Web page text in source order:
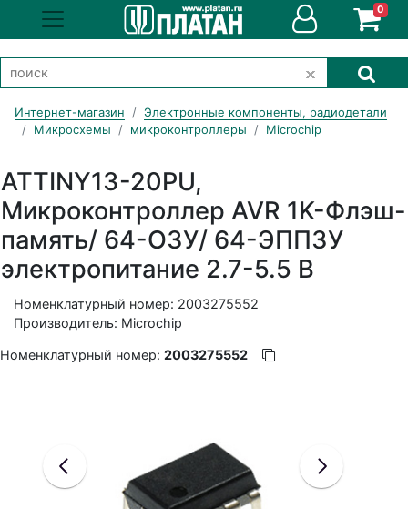
0
Интернет-магазин
Электронные компоненты, радиодетали
Микросхемы
микроконтроллеры Microchip
ATTINY13-20PU,
Микроконтроллер AVR 1K-Флэш-
память/ 64-ОЗУ/ 64-ЭППЗУ
электропитание 2.7-5.5 В
Номенклатурный номер: 2003275552
Производитель: Microchip
Номенклатурный номер: 2003275552